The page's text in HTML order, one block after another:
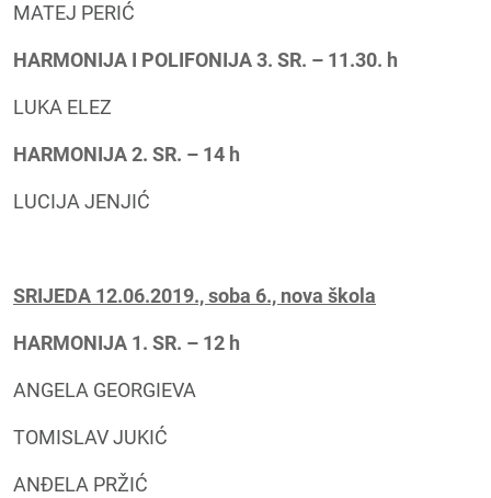
MATEJ PERIĆ
HARMONIJA I POLIFONIJA 3. SR. – 11.30. h
LUKA ELEZ
HARMONIJA 2. SR. – 14 h
LUCIJA JENJIĆ
SRIJEDA 12.06.2019., soba 6., nova škola
HARMONIJA 1. SR. – 12 h
ANGELA GEORGIEVA
TOMISLAV JUKIĆ
ANĐELA PRŽIĆ